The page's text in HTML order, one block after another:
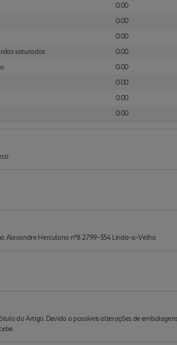
0.00
0.00
0.00
saturados
0.00
0.00
0.00
0.00
0.00
Alexandre Herculano nº8 2799-554 Linda-a-Velha
do Artigo. Devido a possíveis alterações de